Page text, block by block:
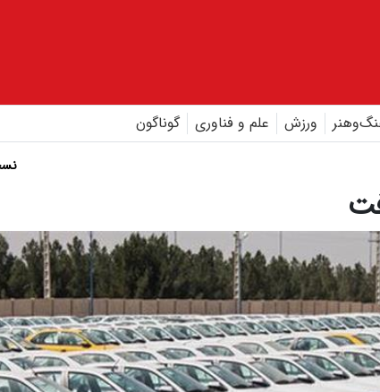
ورزش علم و فناوری گوناگون